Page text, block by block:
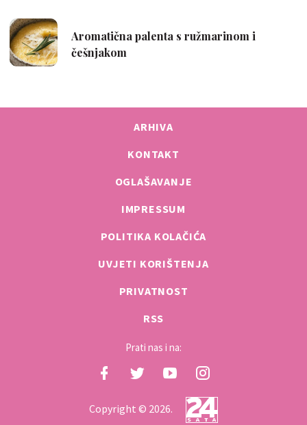
ARHIVA
KONTAKT
OGLAŠAVANJE
IMPRESSUM
POLITIKA KOLAČIĆA
UVJETI KORIŠTENJA
PRIVATNOST
RSS
Prati nas i na:
Copyright © 2026.